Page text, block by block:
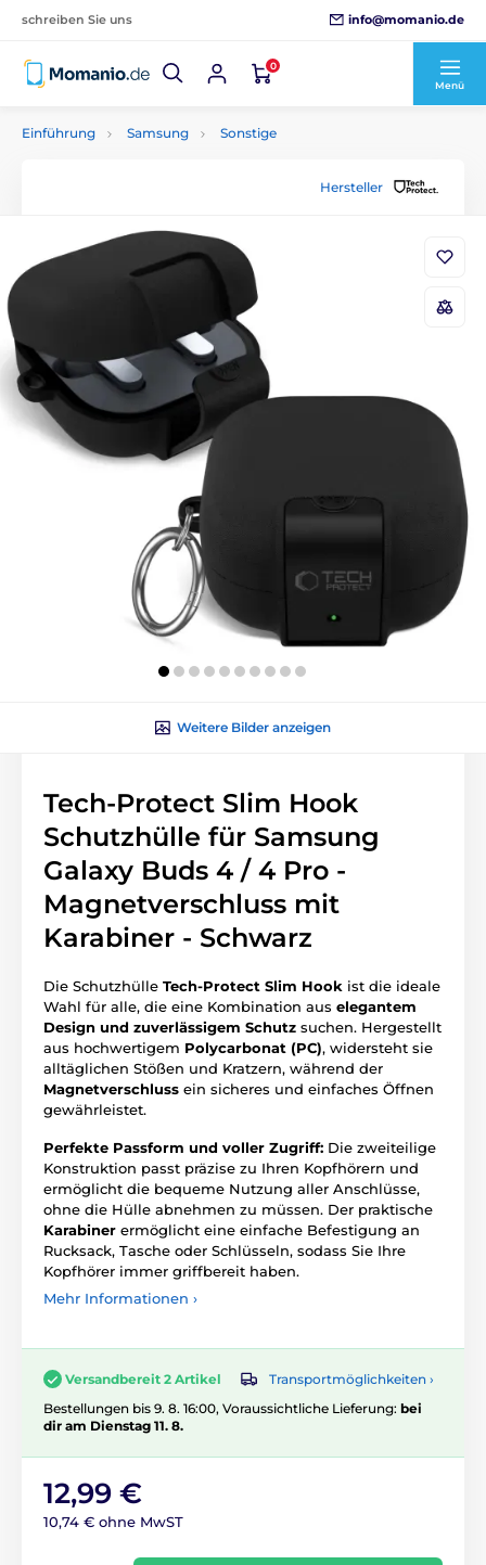
schreiben Sie uns info@momanio.de
0
Menü
Einführung Samsung Sonstige
Hersteller
Weitere Bilder anzeigen
Tech-Protect Slim Hook
Schutzhülle für Samsung
Galaxy Buds 4 / 4 Pro -
Magnetverschluss mit
Karabiner - Schwarz
Die Schutzhülle Tech-Protect Slim Hook ist die ideale
Wahl für alle, die eine Kombination aus elegantem
Design und zuverlässigem Schutz suchen. Hergestellt
aus hochwertigem Polycarbonat (PC), widersteht sie
alltäglichen Stößen und Kratzern, während der
Magnetverschluss ein sicheres und einfaches Öffnen
gewährleistet.
Perfekte Passform und voller Zugriff: Die zweiteilige
Konstruktion passt präzise zu Ihren Kopfhörern und
ermöglicht die bequeme Nutzung aller Anschlüsse,
ohne die Hülle abnehmen zu müssen. Der praktische
Karabiner ermöglicht eine einfache Befestigung an
Rucksack, Tasche oder Schlüsseln, sodass Sie Ihre
Kopfhörer immer griffbereit haben.
Mehr Informationen ›
Versandbereit 2 Artikel
Transportmöglichkeiten ›
Bestellungen bis 9. 8. 16:00, Voraussichtliche Lieferung: bei
dir am Dienstag 11. 8.
12,99 €
10,74 € ohne MwST